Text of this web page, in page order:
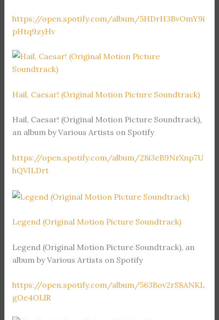
https://open.spotify.com/album/5HDrH3BvOmY9i
pHtq9zyHv
Hail, Caesar! (Original Motion Picture Soundtrack)
Hail, Caesar! (Original Motion Picture Soundtrack),
an album by Various Artists on Spotify
https://open.spotify.com/album/28i3eB9NrXnp7U
hQVILDrt
Legend (Original Motion Picture Soundtrack)
Legend (Original Motion Picture Soundtrack), an
album by Various Artists on Spotify
https://open.spotify.com/album/563Bov2rS8ANKL
gOe4OLlR